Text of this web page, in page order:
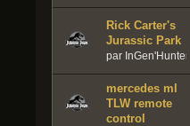
Rick Carter's
Jurassic Park
par InGen'Hunter
mercedes ml
TLW remote
control